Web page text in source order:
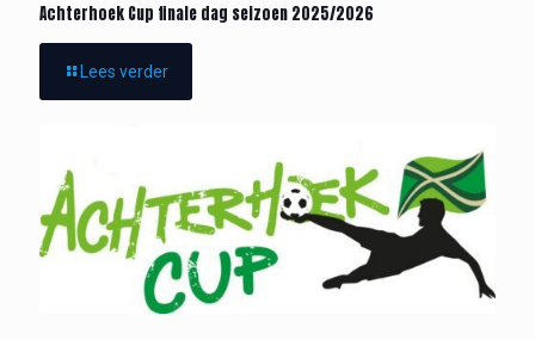
Achterhoek Cup finale dag seizoen 2025/2026
Lees verder